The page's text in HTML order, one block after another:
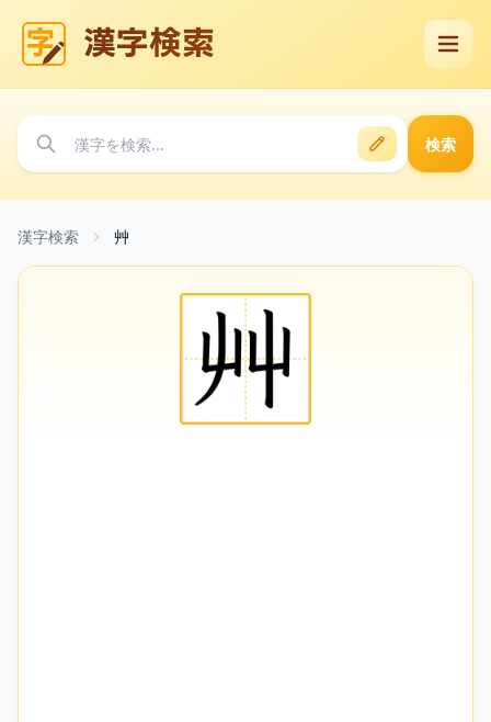
漢字検索
検索
漢字検索 艸